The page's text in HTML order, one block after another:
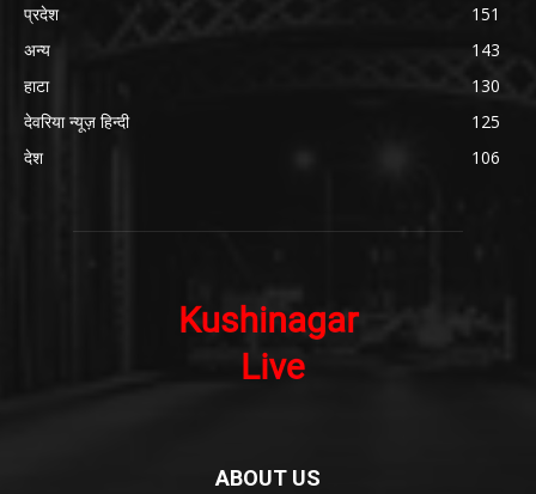
प्रदेश
151
अन्य
143
हाटा
130
देवरिया न्यूज़ हिन्दी
125
देश
106
ABOUT US